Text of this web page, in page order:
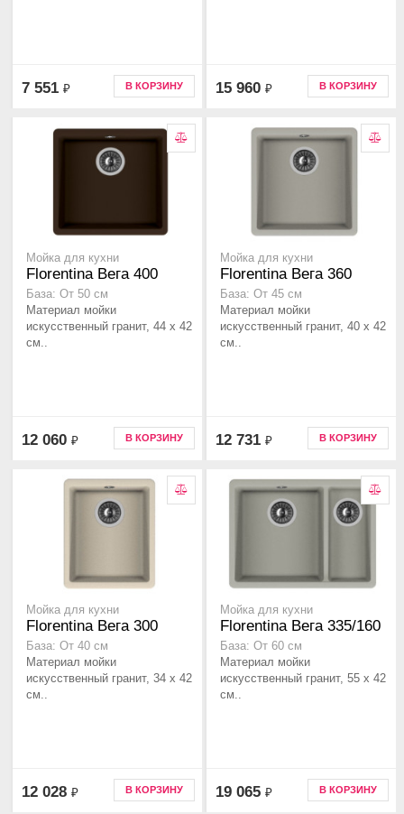
7 551 ₽ В КОРЗИНУ 15 960 ₽ В КОРЗИНУ
Мойка для кухни
Florentina Вега 400
База: От 50 см
Материал мойки
искусственный гранит, 44 x 42
см..
12 060 ₽ В КОРЗИНУ
Мойка для кухни
Florentina Вега 360
База: От 45 см
Материал мойки
искусственный гранит, 40 x 42
см..
12 731 ₽ В КОРЗИНУ
Мойка для кухни
Florentina Вега 300
База: От 40 см
Материал мойки
искусственный гранит, 34 x 42
см..
12 028 ₽ В КОРЗИНУ
Мойка для кухни
Florentina Вега 335/160
База: От 60 см
Материал мойки
искусственный гранит, 55 x 42
см..
19 065 ₽ В КОРЗИНУ